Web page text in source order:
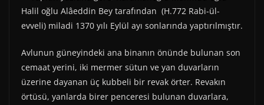
Halil oğlu Alâeddin Bey tarafından (H.772 Rabi-ül-
evveli) miladi 1370 yılı Eylül ayı sonlarında yaptırılmıştır.
Avlunun güneyindeki ana binanın önünde bulunan son
cemaat yerini, iki mermer sütun ve yan duvarların
üzerine dayanan üç kubbeli bir revak örter. Revakın
örtüsü, yanlarda birer penceresi bulunan duvarlara,